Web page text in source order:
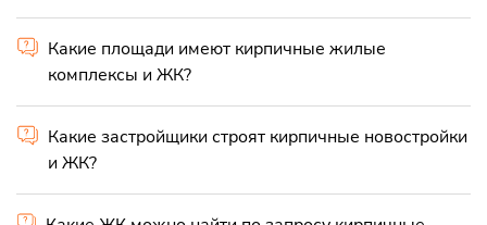
Какие площади имеют кирпичные жилые
комплексы и ЖК?
Какие застройщики строят кирпичные новостройки
и ЖК?